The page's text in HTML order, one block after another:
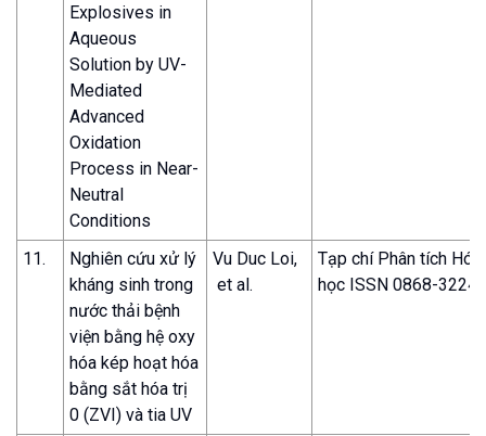
Explosives in
Aqueous
Solution by UV-
Mediated
Advanced
Oxidation
Process in Near-
Neutral
Conditions
11.
Nghiên cứu xử lý
kháng sinh trong
nước thải bệnh
viện bằng hệ oxy
hóa kép hoạt hóa
bằng sắt hóa trị
0 (ZVI) và tia UV
Vu Duc Loi,
et al.
Tạp chí Phân tích
học ISSN 0868-3224